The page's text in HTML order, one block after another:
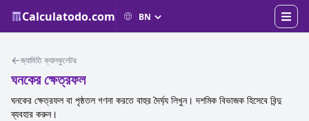
Calculatodo.com
জ্যামিতি ক্যালকুলেটর
ঘনকের ক্ষেত্রফল
ঘনকের ক্ষেত্রফল বা পৃষ্ঠতল গণনা করতে বাহুর দৈর্ঘ্য লিখুন। দশমিক বিভাজক হিসেবে বিন্দু
ব্যবহার করুন।